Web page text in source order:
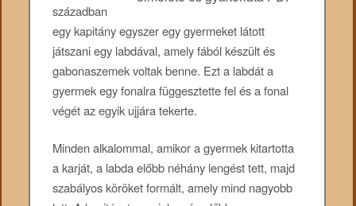
században
egy kapitány egyszer egy gyermeket látott
játszani egy labdával, amely fából készült és
gabonaszemek voltak benne. Ezt a labdát a
gyermek egy fonalra függesztette fel és a fonal
végét az egyik ujjára tekerte.
Minden alkalommal, amikor a gyermek kitartotta
a karját, a labda előbb néhány lengést tett, majd
szabályos köröket formált, amely mind nagyobb